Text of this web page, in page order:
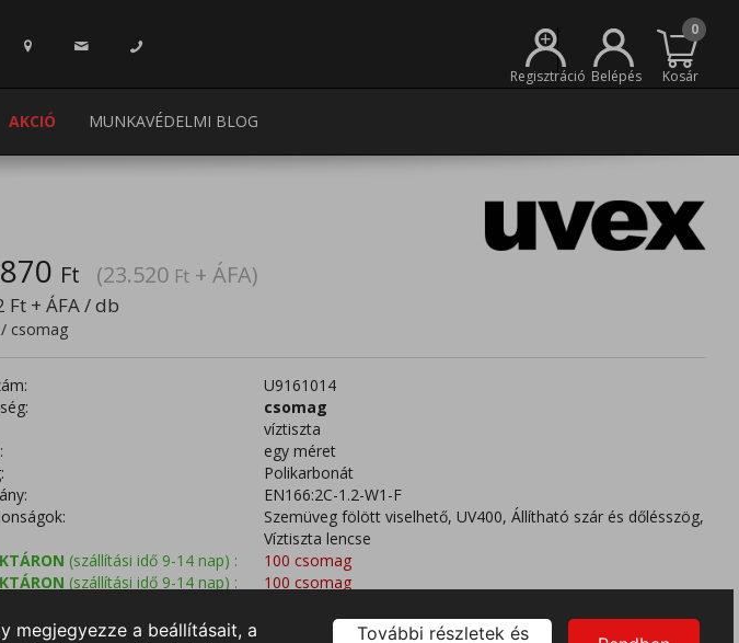
+
Regisztráció Belépés
0
Kosár
AKCIÓ MUNKAVÉDELMI BLOG
Ft (23.520 Ft + ÁFA)
Ft + ÁFA / db
csomag
U9161014
csomag
víztiszta
egy méret
Polikarbonát
EN166:2C-1.2-W1-F
Szemüveg fölött viselhető, UV400, Állítható szár és dőlésszög,
Víztiszta lencse
(szállítási idő 9-14 nap) :
100 csomag
(szállítási idő 9-14 nap) : 100 csomag